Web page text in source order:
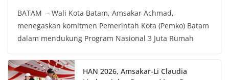
BATAM – Wali Kota Batam, Amsakar Achmad,
menegaskan komitmen Pemerintah Kota (Pemko) Batam
dalam mendukung Program Nasional 3 Juta Rumah
HAN 2026, Amsakar-Li Claudia